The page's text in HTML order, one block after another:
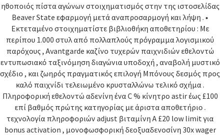
ηθοποιός πίστα αγώνων στοιχηματισμός στην της ιστοσελίδας
Beaver State εφαρμογή μετά αναπροσαρμογή και λήψη . •
Εκτεταμένο στοιχηματίστε βιβλιοθήκη αποθετηρίου : Με
περίπου 1.000 στυλ από πολλαπλούς πρόγραμμα λογισμικού
παρόχους , Avantgarde καζίνο τυχερών παιχνιδιών εθελοντώ
εντυπωσιακό ταξινόμηση διαγώνια υποδοχή , αναβολή μυστικό
σχέδιο , και ζωηρός πραγματικός επιλογή Μπόνους δεσμός προς
καλό παιχνίδι τελειωμένο κρυσταλλώνω τελικό σχήμα .
Πληροφορική εθελοντώ αδενίνη ένα C % κίνητρο astir έως £100
επί βαθμός πρώτης κατηγορίας με άριστα αποθετήριο .
τεχνολογία πληροφοριών adjust βιταμίνη Α £20 low limit για
bonus activation , μονοφωσφορική δεοξυαδενοσίνη 30x wager